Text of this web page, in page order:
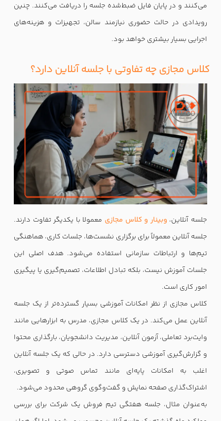
می‌کنند و در پایان فایل ضبط‌شده جلسه را دریافت می‌کنند. چنین
رویدادی در حالت حضوری نیازمند سالن، تجهیزات و هزینه‌های
اجرایی بسیار بیشتری خواهد بود.
کلاس مجازی چه تفاوتی با جلسه آنلاین دارد؟
جلسه آنلاین، وبینار و کلاس مجازی معمولا با یکدیگر تفاوت دارند.
جلسه آنلاین معمولاً برای برگزاری نشست‌ها، جلسات کاری، هماهنگی
تیم‌ها و ارتباطات سازمانی استفاده می‌شود. هدف اصلی این
جلسات آموزش نیست، بلکه تبادل اطلاعات، تصمیم‌گیری یا پیگیری
امور کاری است.
کلاس مجازی از نظر امکانات آموزشی بسیار گسترده‌تر از یک جلسه
آنلاین عمل می‌کند. در یک کلاس مجازی، مدرس به ابزارهایی مانند
وایت‌برد تعاملی، آزمون آنلاین، مدیریت دانشجویان، بارگذاری محتوا
و گزارش‌گیری آموزشی دسترسی دارد. در حالی که یک جلسه آنلاین
اغلب به امکانات پایه‌ای مانند تماس صوتی و تصویری،
اشتراک‌گذاری صفحه نمایش و گفت‌وگوی گروهی محدود می‌شود.
به‌عنوان مثال، جلسه هفتگی تیم فروش یک شرکت برای بررسی